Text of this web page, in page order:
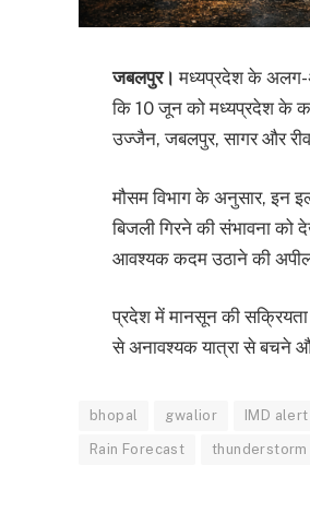
जबलपुर।मध्यप्रदेश के अलग-
कि 10 जून को मध्यप्रदेश के
उज्जैन, जबलपुर, सागर और
मौसम विभाग के अनुसार, इन
बिजली गिरने की संभावना को
आवश्यक कदम उठाने की
प्रदेश में मानसून की
से अनावश्यक यात्रा से बचने
bhopal gwalior IMD alert
Rain Forecast thunderstorm